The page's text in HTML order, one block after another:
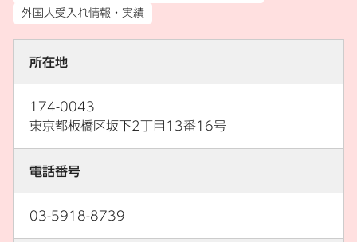
外国人受入れ情報・実績
所在地
174-0043
東京都板橋区坂下2丁目13番16号
電話番号
03-5918-8739